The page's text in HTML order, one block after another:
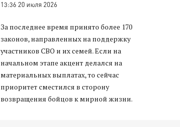
13:36 20 июля 2026
За последнее время принято более 170
законов, направленных на поддержку
участников СВО и их семей. Если на
начальном этапе акцент делался на
материальных выплатах, то сейчас
приоритет сместился в сторону
возвращения бойцов к мирной жизни.